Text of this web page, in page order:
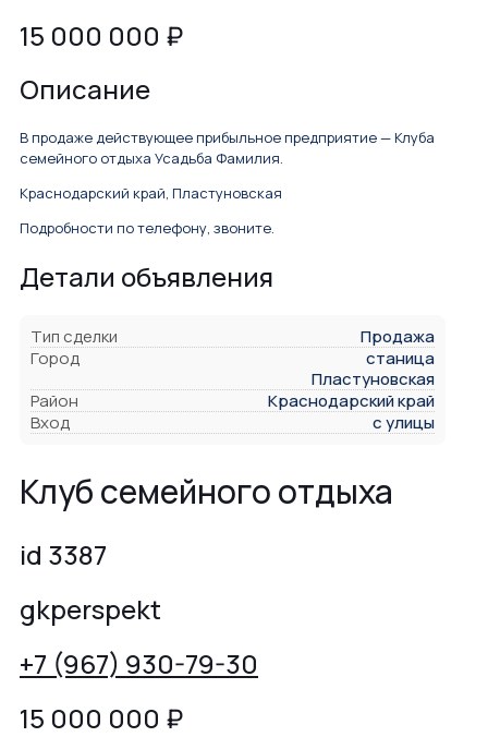
15 000 000 ₽
Описание
В продаже действующее прибыльное предприятие — Клуба
семейного отдыха Усадьба Фамилия.
Краснодарский край, Пластуновская
Подробности по телефону, звоните.
Детали объявления
Тип сделки
Продажа
Город
станица
Пластуновская
Район
Краснодарский край
Вход
с улицы
Клуб семейного отдыха
id 3387
gkperspekt
+7 (967) 930-79-30
15 000 000 ₽